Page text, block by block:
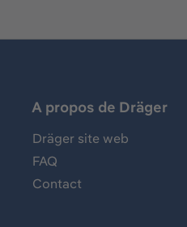
A propos de Dräger
Dräger site web
FAQ
Contact